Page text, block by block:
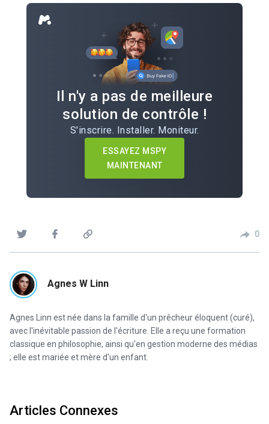
Il n'y a pas de meilleure
solution de contrôle !
S'inscrire. Installer. Moniteur.
ESSAYEZ MSPY
MAINTENANT
0
Agnes W Linn
Agnes Linn est née dans la famille d'un prêcheur éloquent (curé),
avec l'inévitable passion de l'écriture. Elle a reçu une formation
classique en philosophie, ainsi qu'en gestion moderne des médias
; elle est mariée et mère d'un enfant.
Articles Connexes